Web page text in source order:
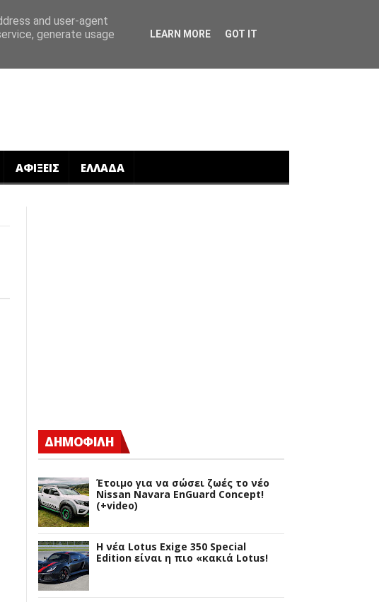
ΑΦΙΞΕΙΣ ΕΛΛΑΔΑ
ΔΗΜΟΦΙΛΗ
Έτοιμο για να σώσει ζωές το νέο
Nissan Navara EnGuard Concept!
(+video)
H νέα Lotus Exige 350 Special
Edition είναι η πιο «κακιά Lotus!
and user-agent
generate usage
LEARN MORE GOT IT